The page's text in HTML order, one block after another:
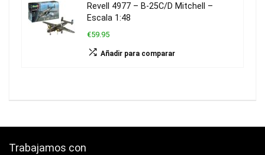
Revell 4977 – B-25C/D Mitchell –
Escala 1:48
€59.95
Añadir para comparar
Trabajamos con